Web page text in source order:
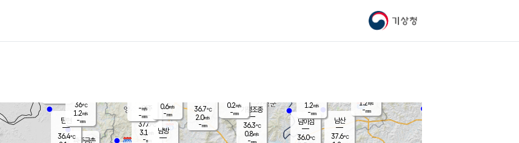
기상청
남이섬
36.0℃
양주
37.6℃
3.1
-mm
남산
37.6℃
1.2m/s
-mm
파주금촌
가평조종
36.3℃
0.8m/s
-mm
36.7℃
2.0m/s
-mm
탄현
36.4℃
0.2m/s
-mm
남방
-m/s
-mm
1.2m/s
-mm
36℃
1.2m/s
-mm
0.6m/s
-mm